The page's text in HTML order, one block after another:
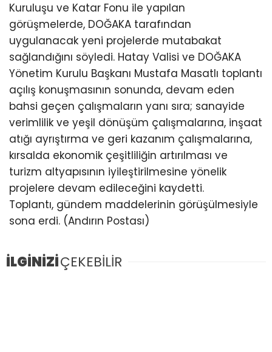
Kuruluşu ve Katar Fonu ile yapılan
görüşmelerde, DOĞAKA tarafından
uygulanacak yeni projelerde mutabakat
sağlandığını söyledi. Hatay Valisi ve DOĞAKA
Yönetim Kurulu Başkanı Mustafa Masatlı toplantı
açılış konuşmasının sonunda, devam eden
bahsi geçen çalışmaların yanı sıra; sanayide
verimlilik ve yeşil dönüşüm çalışmalarına, inşaat
atığı ayrıştırma ve geri kazanım çalışmalarına,
kırsalda ekonomik çeşitliliğin artırılması ve
turizm altyapısının iyileştirilmesine yönelik
projelere devam edileceğini kaydetti.
Toplantı, gündem maddelerinin görüşülmesiyle
sona erdi. (Andırın Postası)
İLGİNİZİÇEKEBİLİR